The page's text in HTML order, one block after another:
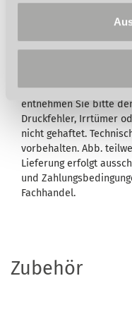
Beschreibung des
Mangelhaftungsrechte
unberührt. Umfang,
entnehmen Sie bitte
Druckfehler, Irrtümer
nicht gehaftet.
vorbehalten. Abb.
Lieferung erfolgt
und
Fachhandel.
Zubehör